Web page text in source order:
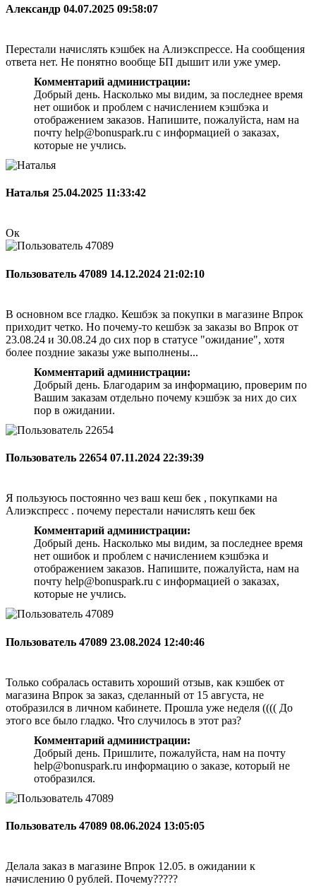
Александр 04.07.2025 09:58:07
Перестали начислять кэшбек на Алиэкспрессе. На сообщения
ответа нет. Не понятно вообще БП дышит или уже умер.
Комментарий администрации:
Добрый день. Насколько мы видим, за последнее время
нет ошибок и проблем с начислением кэшбэка и
отображением заказов. Напишите, пожалуйста, нам на
почту help@bonuspark.ru с информацией о заказах,
которые не учлись.
Наталья 25.04.2025 11:33:42
Ок
Пользователь 47089 14.12.2024 21:02:10
В основном все гладко. Кешбэк за покупки в магазине Впрок
приходит четко. Но почему-то кешбэк за заказы во Впрок от
23.08.24 и 30.08.24 до сих пор в статусе "ожидание", хотя
более поздние заказы уже выполнены...
Комментарий администрации:
Добрый день. Благодарим за информацию, проверим по
Вашим заказам отдельно почему кэшбэк за них до сих
пор в ожидании.
Пользователь 22654 07.11.2024 22:39:39
Я пользуюсь постоянно чез ваш кеш бек , покупками на
Алиэкспресс . почему перестали начислять кеш бек
Комментарий администрации:
Добрый день. Насколько мы видим, за последнее время
нет ошибок и проблем с начислением кэшбэка и
отображением заказов. Напишите, пожалуйста, нам на
почту help@bonuspark.ru с информацией о заказах,
которые не учлись.
Пользователь 47089 23.08.2024 12:40:46
Только собралась оставить хороший отзыв, как кэшбек от
магазина Впрок за заказ, сделанный от 15 августа, не
отобразился в личном кабинете. Прошла уже неделя (((( До
этого все было гладко. Что случилось в этот раз?
Комментарий администрации:
Добрый день. Пришлите, пожалуйста, нам на почту
help@bonuspark.ru информацию о заказе, который не
отобразился.
Пользователь 47089 08.06.2024 13:05:05
Делала заказ в магазине Впрок 12.05. в ожидании к
начислению 0 рублей. Почему?????